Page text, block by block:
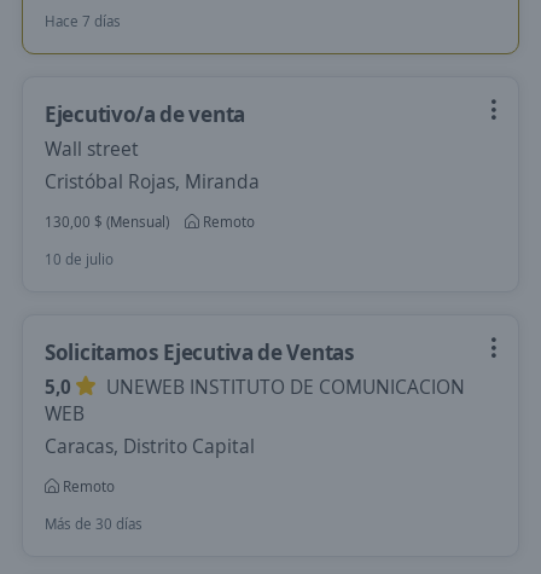
Hace 7 días
Ejecutivo/a de venta
Wall street
Cristóbal Rojas, Miranda
130,00 $ (Mensual)
Remoto
10 de julio
Solicitamos Ejecutiva de Ventas
5,0
UNEWEB INSTITUTO DE COMUNICACION
WEB
Caracas, Distrito Capital
Remoto
Más de 30 días